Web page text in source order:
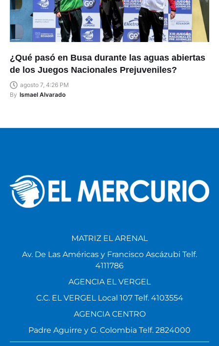
¿Qué pasó en Busa durante las aguas abiertas
de los Juegos Nacionales Prejuveniles?
agosto 7, 4:26 PM
By Ismael Alvarado
MATRIZ EL ARENAL
Av. De Las Américas y Francisco Ascázubi Telf.
4111786
AGENCIA EL VERGEL
C.C. EL VERGEL Local 107 Telf. 4103554
AGENCIA CENTRO
Padre Aguirre y G. Colombia Telf. 2824000